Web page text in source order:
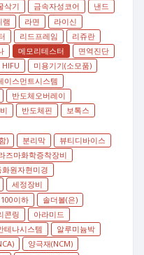
삭기 금속자성코어
낸드
램 라면
라이신
리드프레임
리쥬란
메모리테스터
면역진단
미용기기(소모품)
이스먼트시스템
반도체오버레이
반도체핀
보톡스
)
분리막
뷰티디바이스
즈마화학증착장비
원자현미경
세정장비
이하
솔더볼(은)
콘링
아라미드
테나시스템
알루미늄박
양극재(NCM)